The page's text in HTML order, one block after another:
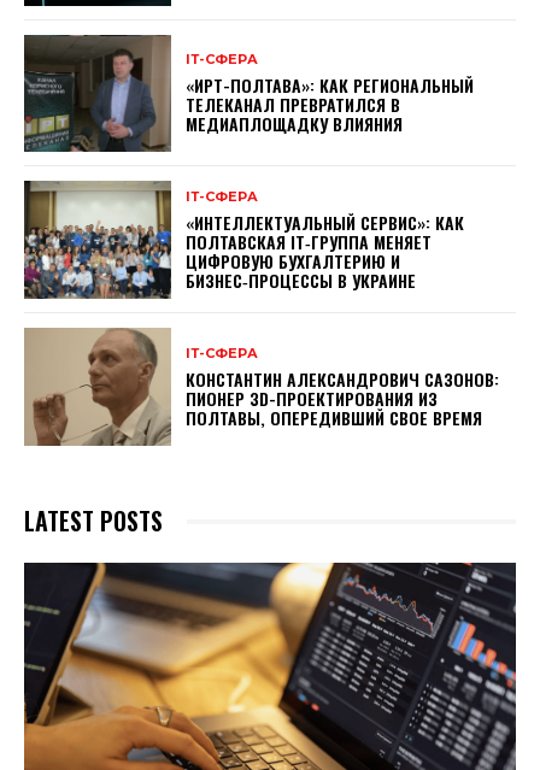
ІТ-СФЕРА
«ИРТ-ПОЛТАВА»: КАК РЕГИОНАЛЬНЫЙ
ТЕЛЕКАНАЛ ПРЕВРАТИЛСЯ В
МЕДИАПЛОЩАДКУ ВЛИЯНИЯ
ІТ-СФЕРА
«ИНТЕЛЛЕКТУАЛЬНЫЙ СЕРВИС»: КАК
ПОЛТАВСКАЯ IT‑ГРУППА МЕНЯЕТ
ЦИФРОВУЮ БУХГАЛТЕРИЮ И
БИЗНЕС‑ПРОЦЕССЫ В УКРАИНЕ
ІТ-СФЕРА
КОНСТАНТИН АЛЕКСАНДРОВИЧ САЗОНОВ:
ПИОНЕР 3D-ПРОЕКТИРОВАНИЯ ИЗ
ПОЛТАВЫ, ОПЕРЕДИВШИЙ СВОЕ ВРЕМЯ
LATEST POSTS